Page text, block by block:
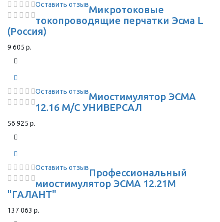
Оставить отзывМикротоковые
токопроводящие перчатки Эсма L
(Россия)
9 605 р.
Оставить отзывМиостимулятор ЭСМА
12.16 М/С УНИВЕРСАЛ
56 925 р.
Оставить отзывПрофессиональный
миостимулятор ЭСМА 12.21М
"ГАЛАНТ"
137 063 р.